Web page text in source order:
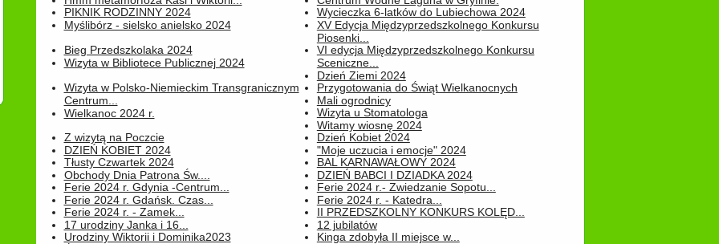
PIKNIK RODZINNY 2024
Myślibórz - sielsko anielsko 2024
Wycieczka 6-latków do Lubiechowa 2024
XV Edycja Międzyprzedszkolnego Konkursu
Piosenki...
Bieg Przedszkolaka 2024
Wizyta w Bibliotece Publicznej 2024
VI edycja Międzyprzedszkolnego Konkursu
Sceniczne...
Dzień Ziemi 2024
Wizyta w Polsko-Niemieckim Transgranicznym
Centrum...
Wielkanoc 2024 r.
Przygotowania do Świąt Wielkanocnych
Mali ogrodnicy
Wizyta u Stomatologa
Witamy wiosnę 2024
Z wizytą na Poczcie
DZIEŃ KOBIET 2024
Dzień Kobiet 2024
"Moje uczucia i emocje" 2024
Tłusty Czwartek 2024
Obchody Dnia Patrona Św....
BAL KARNAWAŁOWY 2024
DZIEŃ BABCI I DZIADKA 2024
Ferie 2024 r. Gdynia -Centrum...
Ferie 2024 r. Gdańsk. Czas...
Ferie 2024 r.- Zwiedzanie Sopotu...
Ferie 2024 r. - Katedra...
Ferie 2024 r. - Zamek...
17 urodziny Janka i 16...
II PRZEDSZKOLNY KONKURS KOLĘD...
12 jubilatów
Urodziny Wiktorii i Dominika2023
Kinga zdobyła II miejsce w...